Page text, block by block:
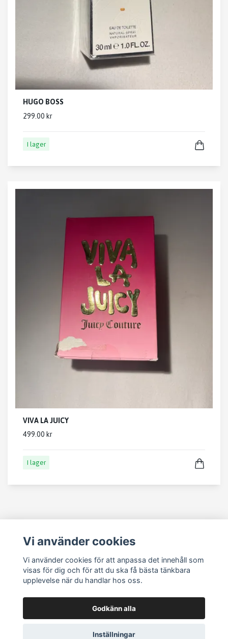
HUGO BOSS
299.00 kr
I lager
VIVA LA JUICY
499.00 kr
I lager
Köpvillkor
Kontakt
Om köp och returer
Vi använder cookies
Vi använder cookies för att anpassa det innehåll som
visas för dig och för att du ska få bästa tänkbara
upplevelse när du handlar hos oss.
Godkänn alla
Inställningar